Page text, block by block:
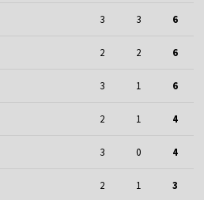
3 3 6
2 2 6
3 1 6
2 1 4
3 0 4
2 1 3